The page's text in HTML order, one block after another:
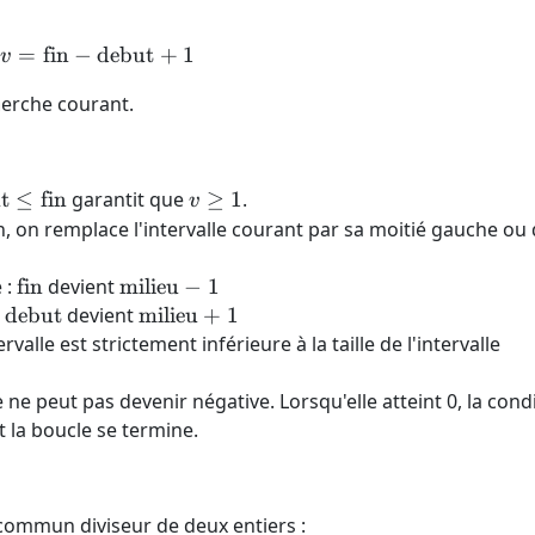
v = \text{fin} - \text{debut} + 1
v = fin − debut + 1
courant.
≤ fingarantit quev
\ge
v ≥ 1.
on remplace l'intervalle courant par sa moitié gauche ou
: \text{fin}
findevient\text{milieu}
- 1
milieu − 1
\text{debut}
debutdevient\text{milieu}
+ 1
milieu + 1
est strictement inférieure à la taille de l'intervalle
ne peut pas devenir négative. Lorsqu'elle atteint 0, la
boucle se termine.
diviseur de deux entiers :